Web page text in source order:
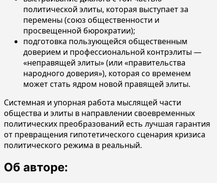
политической элиты, которая выступает за
перемены (союз общественности и
просвещенной бюрократии);
подготовка пользующейся общественным
доверием и профессиональной контрэлиты —
«неправящей элиты» (или «правительства
народного доверия»), которая со временем
может стать ядром новой правящей элиты.
Системная и упорная работа мыслящей части
общества и элиты в направлении своевременных
политических преобразований есть лучшая гарантия
от превращения гипотетического сценария кризиса
политического режима в реальный.
Об авторе: